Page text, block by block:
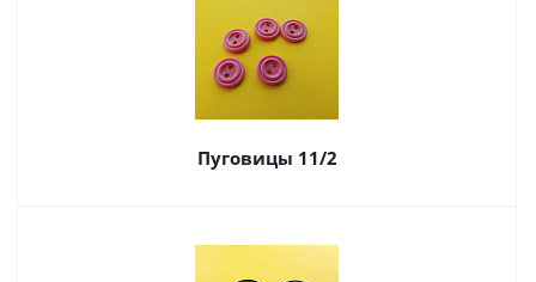
Пуговицы 11/2